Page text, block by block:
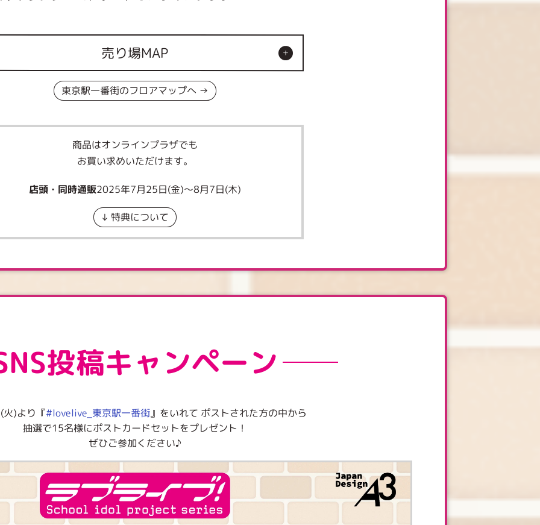
売り場MAP
東京駅一番街のフロアマップへ →
商品はオンラインプラザでも
お買い求めいただけます。
店頭・同時通販2025年7月25日(金)〜8月7日(木)
↓ 特典について
投稿キャンペーン
)より『#lovelive_東京駅一番街』をいれて ポストされた方の中から
抽選で15名様にポストカードセットをプレゼント！
ぜひご参加ください♪